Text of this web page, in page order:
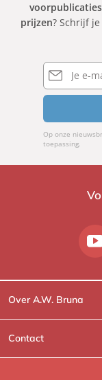
voorpublicaties
prijzen? Schrijf
E-
mailadres
Op onze
toepassing.
Over A.W. Bruna
Wat wij doen
Wie is Wie?
Contact
Contactinformatie